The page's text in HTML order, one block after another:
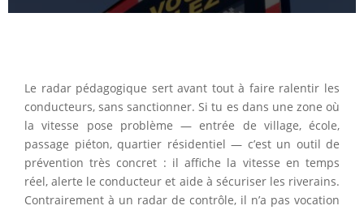
Le radar pédagogique sert avant tout à faire ralentir les
conducteurs, sans sanctionner. Si tu es dans une zone où
la vitesse pose problème — entrée de village, école,
passage piéton, quartier résidentiel — c’est un outil de
prévention très concret : il affiche la vitesse en temps
réel, alerte le conducteur et aide à sécuriser les riverains.
Contrairement à un radar de contrôle, il n’a pas vocation